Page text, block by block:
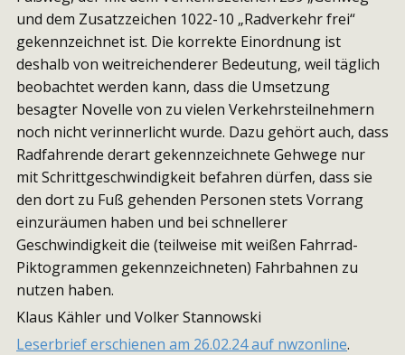
und dem Zusatzzeichen 1022-10 „Radverkehr frei“
gekennzeichnet ist. Die korrekte Einordnung ist
deshalb von weitreichenderer Bedeutung, weil täglich
beobachtet werden kann, dass die Umsetzung
besagter Novelle von zu vielen Verkehrsteilnehmern
noch nicht verinnerlicht wurde. Dazu gehört auch, dass
Radfahrende derart gekennzeichnete Gehwege nur
mit Schrittgeschwindigkeit befahren dürfen, dass sie
den dort zu Fuß gehenden Personen stets Vorrang
einzuräumen haben und bei schnellerer
Geschwindigkeit die (teilweise mit weißen Fahrrad-
Piktogrammen gekennzeichneten) Fahrbahnen zu
nutzen haben.
Klaus Kähler und Volker Stannowski
Leserbrief erschienen am 26.02.24 auf nwzonline.